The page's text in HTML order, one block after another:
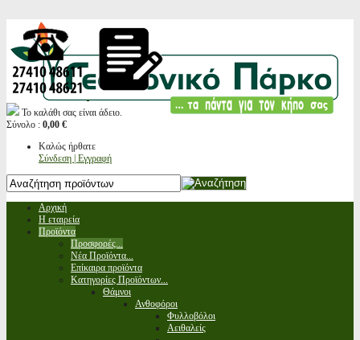
Το καλάθι σας είναι άδειο.
Σύνολο : 0,00 €
Καλώς ήρθατε
Σύνδεση | Εγγραφή
Αρχική
Η εταιρεία
Προϊόντα
Προσφορές...
Νέα Προϊόντα...
Επίκαιρα προϊόντα
Κατηγορίες Προϊόντων...
Θάμνοι
Ανθοφόροι
Φυλλοβόλοι
Αειθαλείς